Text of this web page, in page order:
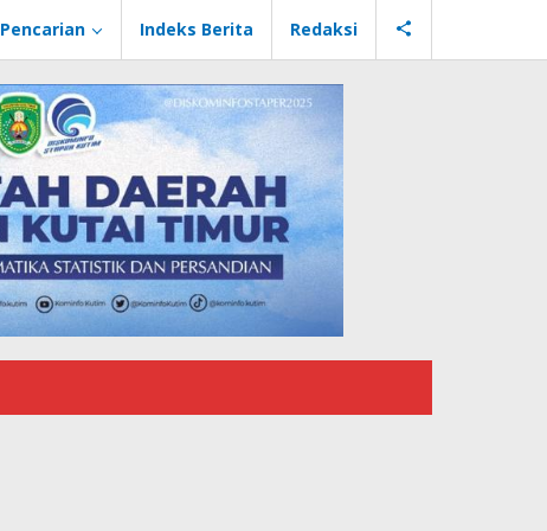
Pencarian Indeks Berita Redaksi